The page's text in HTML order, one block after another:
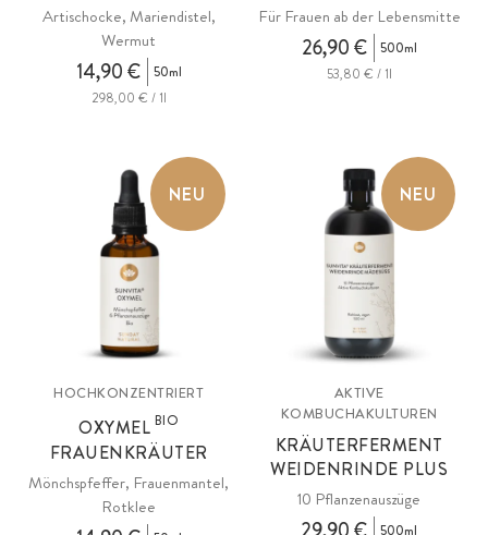
Artischocke, Mariendistel,
Wermut
14,90 €
50ml
298,00 € / 1l
Für Frauen ab der Lebensmitte
26,90 €
500ml
53,80 € / 1l
NEU
HOCHKONZENTRIERT
OXYMELBIO
FRAUENKRÄUTER
Mönchspfeffer, Frauenmantel,
Rotklee
NEU
AKTIVE
KOMBUCHAKULTUREN
KRÄUTERFERMENT
WEIDENRINDE PLUS
10 Pflanzenauszüge
500ml